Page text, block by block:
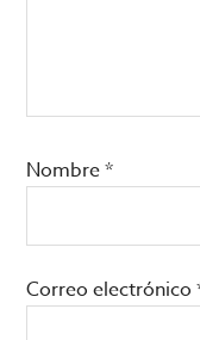
Nombre*
Correo electrónico